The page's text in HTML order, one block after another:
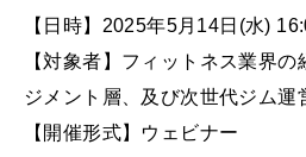
【日時】2025年5月14日(水)
【対象者】フィットネス業界
ジメント層、及び次世代ジム運
【開催形式】ウェビナー